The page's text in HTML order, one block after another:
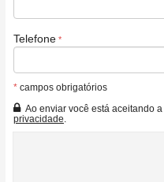
Telefone
* campos obrigatórios
Ao enviar você está aceitando a
privacidade